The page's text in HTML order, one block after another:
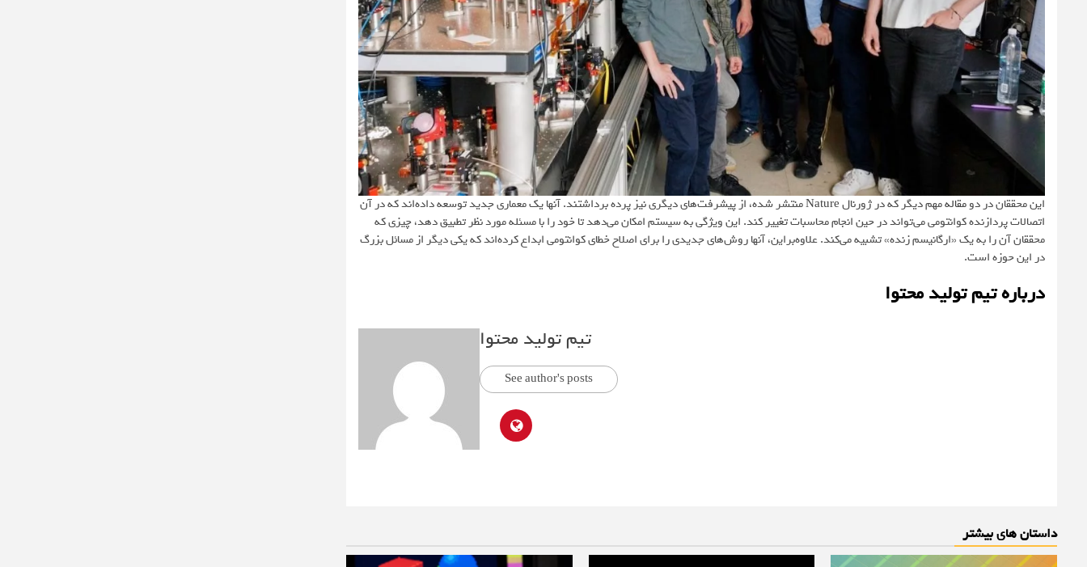
این محققان در دومقالهمهم دیگر که در ژورنالNatureمنتشر شده، از پیشرفت‌های دیگری نیز پرده برداشتند. آ‌نها یک معماری جدید توسعه داده‌اند که در آن
اتصالات پردازنده کوانتومی می‌تواند در حین انجام محاسبات تغییر کند. این ویژگی به سیستم امکان می‌دهد تا خود را با مسئله مورد نظر تطبیق دهد، چیزی که
محققان آن را به یک «ارگانیسم زنده» تشبیه می‌کند. علاوه‌براین، آنها روش‌های جدیدی را برای اصلاح خطای کوانتومی ابداع کرده‌اند که یکی دیگر از مسائل بزرگ
در این حوزه است.
درباره تیم تولید محتوا
تیم تولید محتوا
See author's posts
داستان های بیشتر